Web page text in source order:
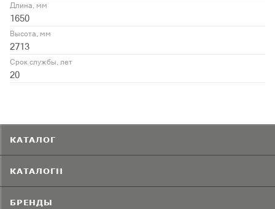
Длина, мм
1650
Высота, мм
2713
Срок службы, лет
20
КАТАЛОГ
КАТАЛОГИ
БРЕНДЫ